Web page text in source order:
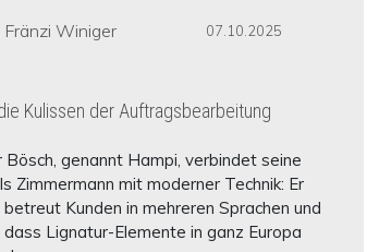
Fränzi Winiger 07.10.2025
Kulissen der Auftragsbearbeitung
genannt Hampi, verbindet seine
Zimmermann mit moderner Technik: Er
Kunden in mehreren Sprachen und
Lignatur-Elemente in ganz Europa